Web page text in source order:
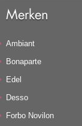
Merken
Ambiant
Bonaparte
Edel
Desso
Forbo Novilon